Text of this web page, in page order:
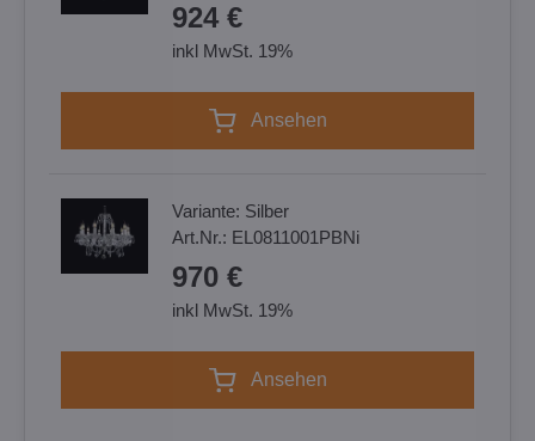
924 €
inkl MwSt. 19%
Ansehen
Variante: Silber
Art.Nr.: EL0811001PBNi
970 €
inkl MwSt. 19%
Ansehen